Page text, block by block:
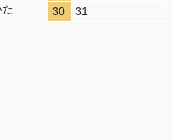
30
31